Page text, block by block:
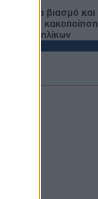
για βιασμό και
κακοποίηση
ανηλίκων
ενέργεια: Αίτημα της
να πείσει τη